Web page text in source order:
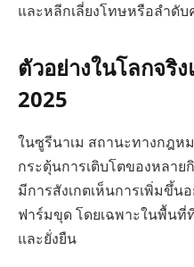
และหลีกเลี่ยงโทษหรือลำดั
ตัวอย่างในโลกจริ
2025
ในซูรีนาเม สถานะทางกฎห
กระตุ้นการเติบโตของหลาย
มีการสังเกตเห็นการเพิ่มขึ้
ฟาร์มขุด โดยเฉพาะในพื้นที่
และยั่งยืน